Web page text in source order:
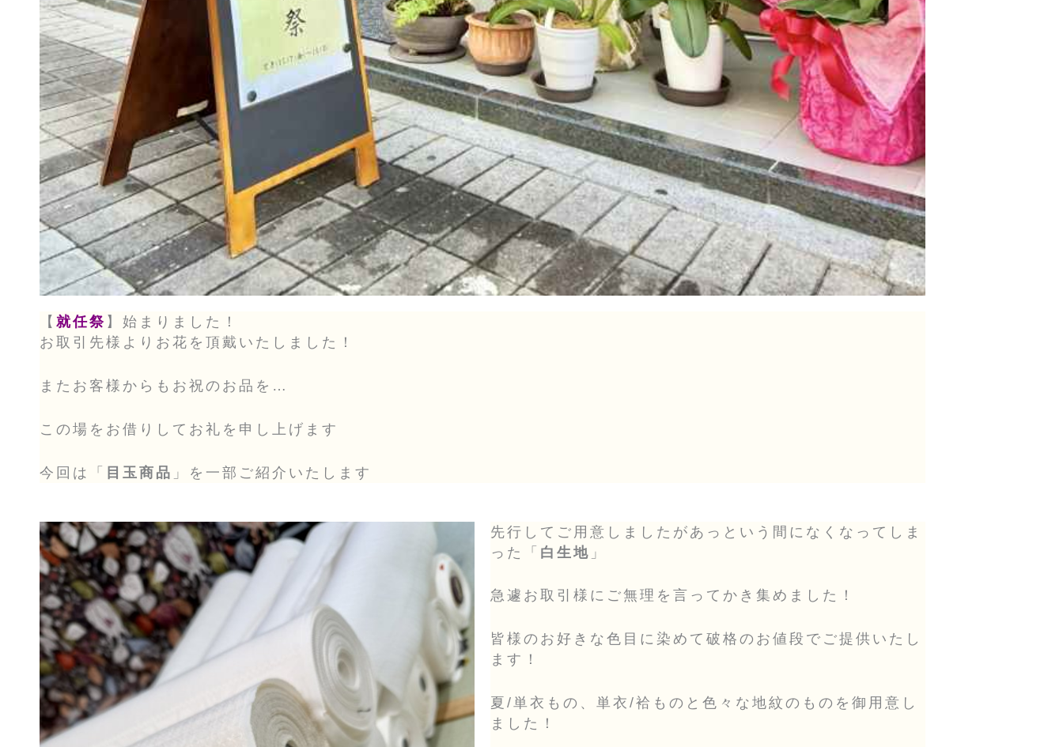
【就任祭 】始まりました！
お取引先様よりお花を頂戴いたしました！
またお客様からもお祝のお品を…
この場をお借りしてお礼を申し上げます
今回は「 目玉商品 」を一部ご紹介いたします
先行してご用意しましたがあっという間になくなってしま
った「 白生地 」
急遽お取引様にご無理を言ってかき集めました！
皆様のお好きな色目に染めて破格のお値段でご提供いたし
ます！
夏/単衣もの、単衣/袷ものと色々な地紋のものを御用意し
ました！